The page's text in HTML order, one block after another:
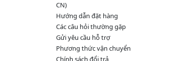
CN)
Hướng dẫn đặt hàng
Các câu hỏi thường gặp
Gửi yêu cầu hỗ trợ
Phương thức vận chuyển
Chính sách đổi trả